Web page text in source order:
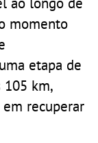
momento
etapa de
105 km,
recuperar